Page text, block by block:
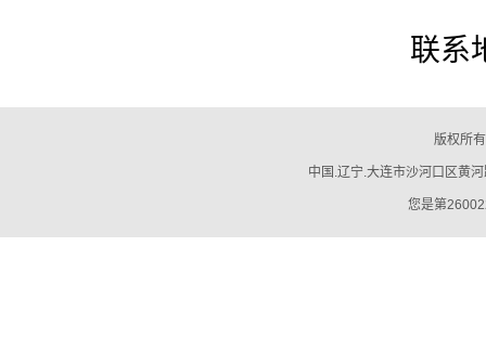
联系
版权所
中国.辽宁.大连市沙河口区黄
您是第